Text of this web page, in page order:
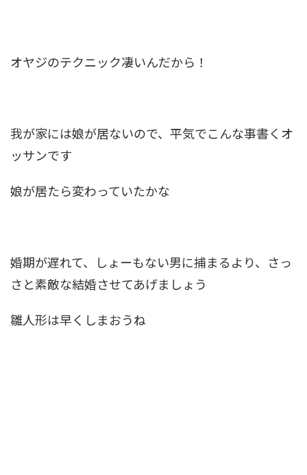
オヤジのテクニック凄いんだから！
我が家には娘が居ないので、平気でこんな事書くオ
ッサンです
娘が居たら変わっていたかな
婚期が遅れて、しょーもない男に捕まるより、さっ
さと素敵な結婚させてあげましょう
雛人形は早くしまおうね